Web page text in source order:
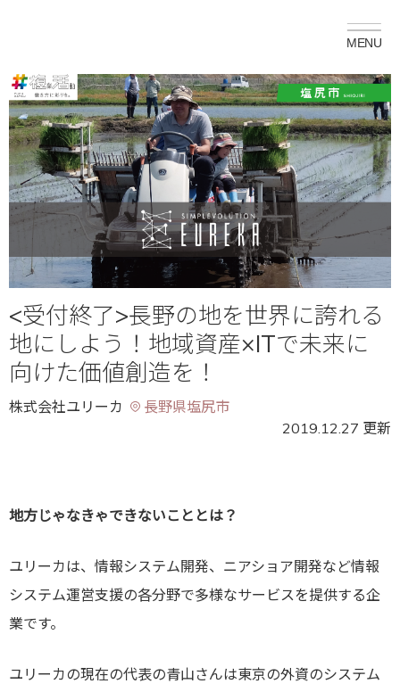
<受付終了>長野の地を世界に誇れる
地にしよう！地域資産×ITで未来に
向けた価値創造を！
株式会社ユリーカ
長野県塩尻市
2019.12.27 更新
地方じゃなきゃできないこと とは？
ユリーカは、情報システム開発、ニアショア開発など情報
システム運営支援の各分野で多様なサービスを提供する企
業です。
ユリーカの現在の代表の青山さんは東京の外資のシステム